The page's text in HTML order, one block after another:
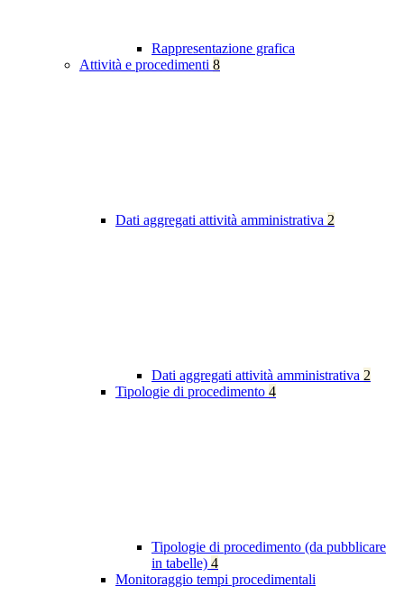
Rappresentazione grafica
Attività e procedimenti 8
Dati aggregati attività amministrativa 2
Dati aggregati attività amministrativa 2
Tipologie di procedimento 4
Tipologie di procedimento (da pubblicare
in tabelle) 4
Monitoraggio tempi procedimentali